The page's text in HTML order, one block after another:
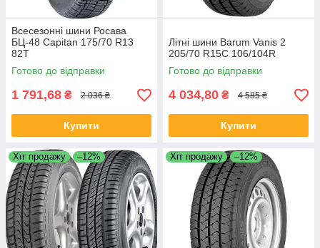
Всесезонні шини Росава
БЦ-48 Capitan 175/70 R13
82T
Готово до відправки
1 791,68 ₴ 2 036 ₴
Купити
Літні шини Barum Vanis 2
205/70 R15C 106/104R
Готово до відправки
4 034,80 ₴ 4 585 ₴
Купити
Хіт продажу –12% Хіт продажу –12%